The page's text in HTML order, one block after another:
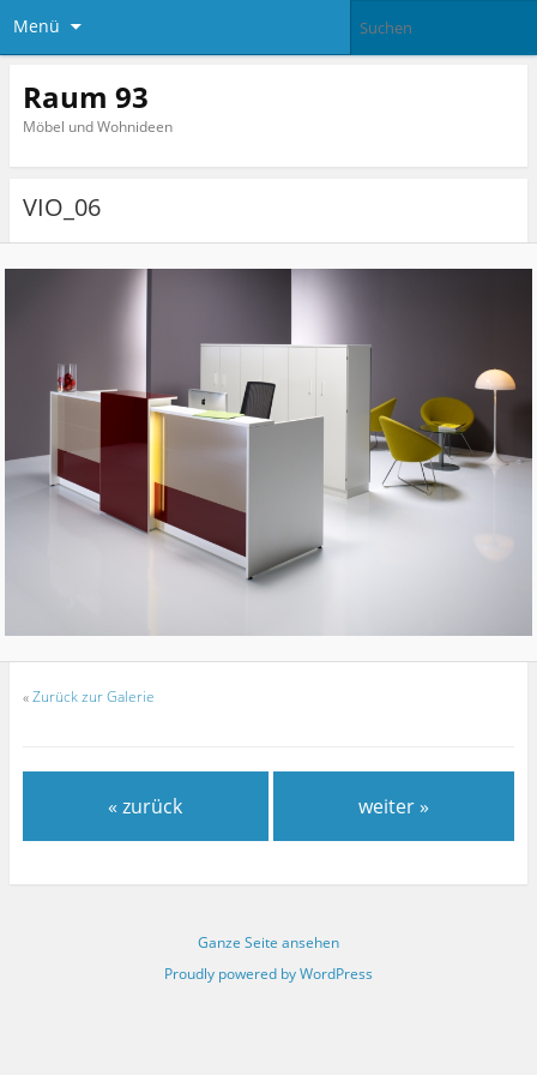
Menü
Raum 93
Möbel und Wohnideen
VIO_06
«Zurück zur Galerie
« zurück weiter »
Ganze Seite ansehen
Proudly powered by WordPress